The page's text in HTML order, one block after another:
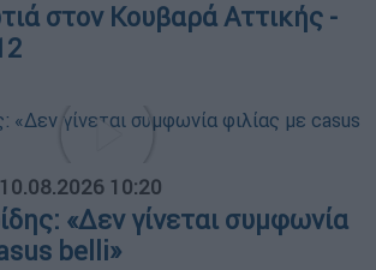
στον Κουβαρά Αττικής -
10.08.2026 10:20
«Δεν γίνεται συμφωνία
belli»